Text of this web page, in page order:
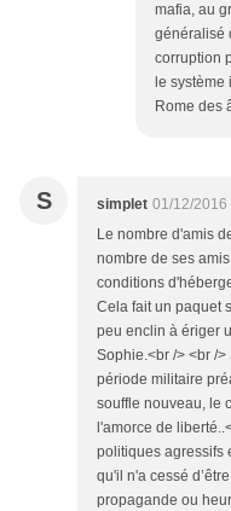
mafia, au
généralisé
corruption
le
Rome des
S simplet 01/12/2016
Le nombre d'amis
nombre de ses
conditions
Cela fait un paquet
peu enclin à ériger
Sophie.<br /> <br /
période militaire
souffle nouveau, le
l'amorce de
politiques agressifs
qu'il n'a cessé
propagande ou